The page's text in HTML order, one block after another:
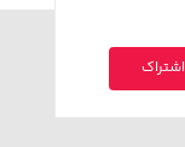
اشتراک